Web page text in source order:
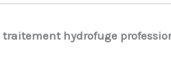
traitement hydrofuge